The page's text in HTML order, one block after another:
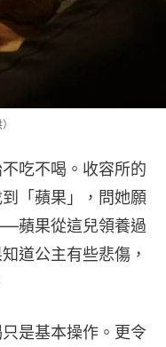
吃不喝。收容所的
「蘋果」，問她願
蘋果從這兒領養過
道公主有些悲傷，
是基本操作。更令